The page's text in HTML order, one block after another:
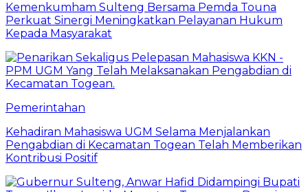
Kemenkumham Sulteng Bersama Pemda Touna
Perkuat Sinergi Meningkatkan Pelayanan Hukum
Kepada Masyarakat
Pemerintahan
Kehadiran Mahasiswa UGM Selama Menjalankan
Pengabdian di Kecamatan Togean Telah Memberikan
Kontribusi Positif